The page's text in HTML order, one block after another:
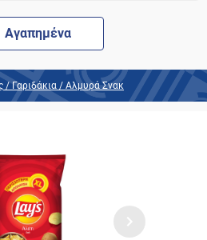
Αγαπημένα
/ Γαριδάκια / Αλμυρά Σνακ